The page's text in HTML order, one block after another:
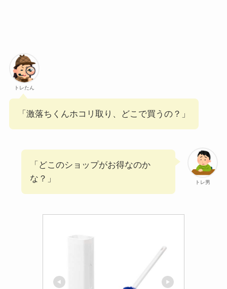
トレたん
「激落ちくんホコリ取り、どこで買うの？」
トレ男
「どこのショップがお得なのか
な？」